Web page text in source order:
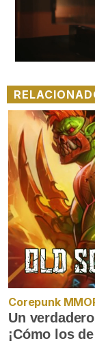
Corepunk
Un
¡Cómo los